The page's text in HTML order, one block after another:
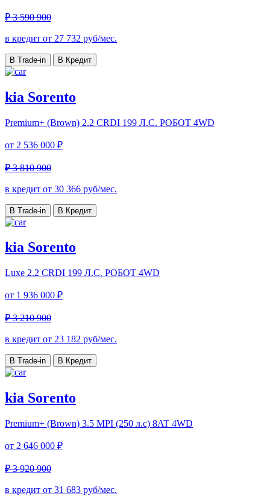
₽ 3 590 900
в кредит от 27 732 руб/мес.
В Trade-in В Кредит
kia Sorento
Premium+ (Brown) 2.2 CRDI 199 Л.С. РОБОТ 4WD
от 2 536 000 ₽
₽ 3 810 900
в кредит от 30 366 руб/мес.
В Trade-in В Кредит
kia Sorento
Luxe 2.2 CRDI 199 Л.С. РОБОТ 4WD
от 1 936 000 ₽
₽ 3 210 900
в кредит от 23 182 руб/мес.
В Trade-in В Кредит
kia Sorento
Premium+ (Brown) 3.5 MPI (250 л.с) 8AT 4WD
от 2 646 000 ₽
₽ 3 920 900
в кредит от 31 683 руб/мес.